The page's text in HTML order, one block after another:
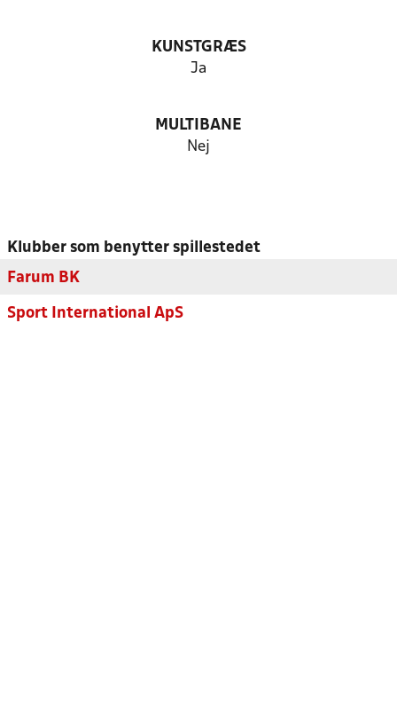
KUNSTGRÆS
Ja
MULTIBANE
Nej
Klubber som benytter spillestedet
Farum BK
Sport International ApS